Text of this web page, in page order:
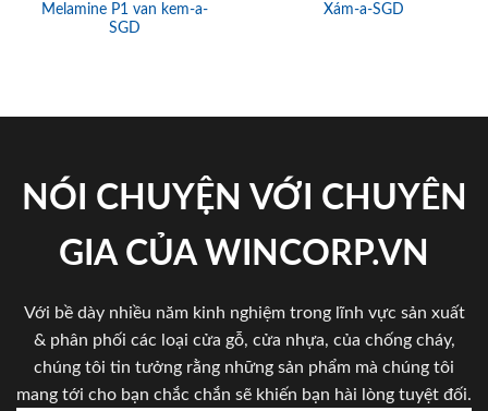
Melamine P1 van kem-a-
SGD
Xám-a-SGD
NÓI CHUYỆN VỚI CHUYÊN
GIA CỦA WINCORP.VN
Với bề dày nhiều năm kinh nghiệm trong lĩnh vực sản xuất
& phân phối các loại cửa gỗ, cửa nhựa, của chống cháy,
chúng tôi tin tưởng rằng những sản phẩm mà chúng tôi
mang tới cho bạn chắc chắn sẽ khiến bạn hài lòng tuyệt đối.